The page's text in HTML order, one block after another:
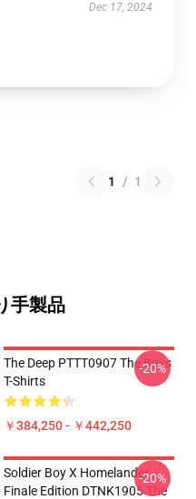
Dec 17, 2024
1 / 1
手製品
The Deep PTTT0907 The Boys
T-Shirts
￥384,250 - ￥442,250
-20%
Soldier Boy X Homelander
Finale Edition DTNK1905 The
-20%